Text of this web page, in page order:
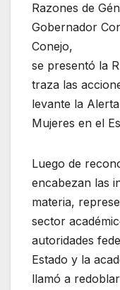
Razones de
Gobernador
Conejo,
se presentó la
traza las
levante la
Mujeres en el
Luego de
encabezan las
materia,
sector
autoridades
Estado y la
llamó a